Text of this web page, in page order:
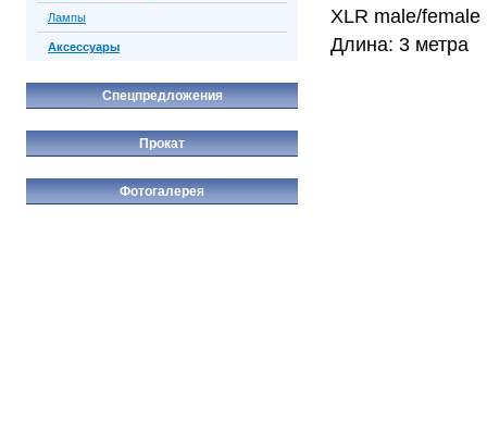
XLR male/female
Длина: 3 метра
Лампы
Аксессуары
Спецпредложения
Прокат
Фотогалерея